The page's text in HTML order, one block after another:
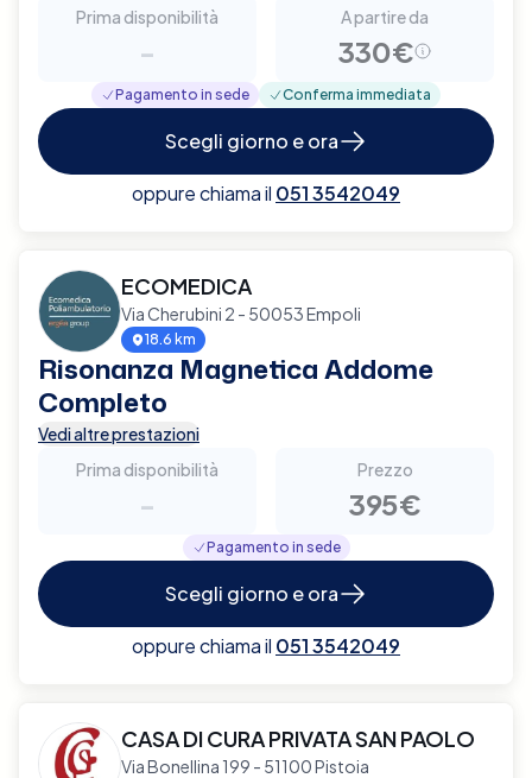
Prima disponibilità
-
A partire da
330€
Pagamento in sede Conferma immediata
Scegli giorno e ora
oppure chiama il 051 3542049
ECOMEDICA
Via Cherubini 2 - 50053 Empoli
18.6 km
Risonanza Magnetica Addome
Completo
Vedi altre prestazioni
Prima disponibilità
-
Prezzo
395€
Pagamento in sede
Scegli giorno e ora
oppure chiama il 051 3542049
CASA DI CURA PRIVATA SAN PAOLO
Via Bonellina 199 - 51100 Pistoia